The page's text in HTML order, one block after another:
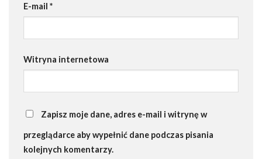
E-mail *
Witryna internetowa
Zapisz moje dane, adres e-mail i witrynę w
przeglądarce aby wypełnić dane podczas pisania
kolejnych komentarzy.